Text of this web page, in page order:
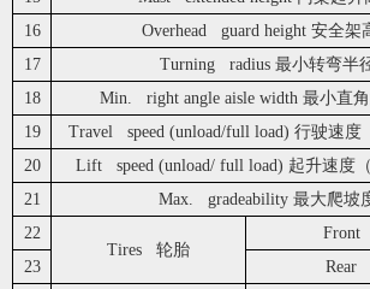
16
Overhead guard height 安全架
17
Turning radius 最小转弯半
18
Min. right angle aisle width 最小直
19
Travel speed (unload/full load) 行驶速度
20
Lift speed (unload/ full load) 起升速度（
21
Max. gradeability 最大爬坡
22
Tires 轮胎
Front
23
Rear